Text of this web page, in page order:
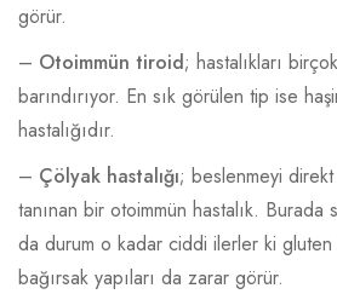
görür.
– Otoimmün tiroid; hastalıkları
barındırıyor. En sık görülen tip ise
hastalığıdır.
– Çölyak hastalığı; beslenmeyi
tanınan bir otoimmün hastalık.
da durum o kadar ciddi ilerler ki
bağırsak yapıları da zarar görür.